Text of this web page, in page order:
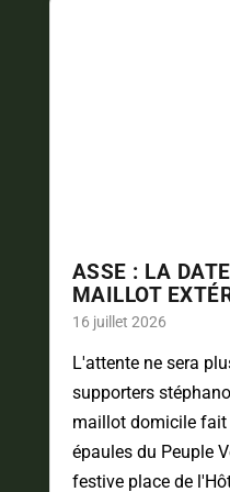
ASSE : LA
MAILLOT
16 juillet 2026
L'attente ne sera
supporters
maillot domicile fait
épaules du Peuple
festive place de